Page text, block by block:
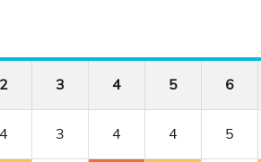
2 3 4 5 6
4 3 4 4 5